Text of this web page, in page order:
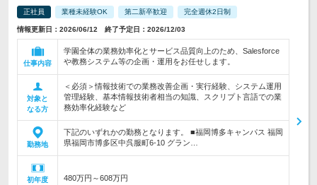
正社員 業種未経験OK 第二新卒歓迎 完全週休2日制
情報更新日：2026/06/12 終了予定日：2026/12/03
仕事内容
学園全体の業務効率化とサービス品質向上のため、Salesforce
や教務システム等の企画・運用をお任せします。
対象と
なる方
＜必須＞情報技術での業務改善企画・実行経験、システム運用
管理経験、基本情報技術者相当の知識、スクリプト言語での業
務効率化経験など
勤務地
下記のいずれかの勤務となります。 ■福岡博多キャンパス 福岡
県福岡市博多区中呉服町6-10 グラン…
初年度
480万円～608万円